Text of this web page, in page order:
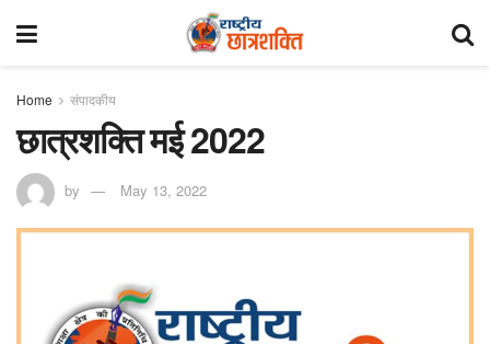
Home संपादकीय
छात्रशक्ति मई 2022
by May 13, 2022